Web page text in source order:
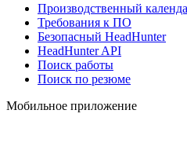
Производственный
Требования к ПО
Безопасный HeadHunter
HeadHunter API
Поиск работы
Поиск по резюме
Мобильное приложение